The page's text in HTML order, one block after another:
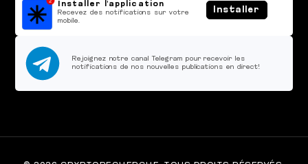
Installer l'application
Recevez des notifications sur votre
mobile.
Installer
Rejoignez notre canal Telegram pour recevoir les
notifications de nos nouvelles publications en direct!